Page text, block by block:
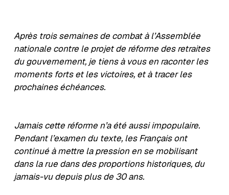
Après trois semaines de combat à l’Assemblée
nationale contre le projet de réforme des retraites
du gouvernement, je tiens à vous en raconter les
moments forts et les victoires, et à tracer les
prochaines échéances.
Jamais cette réforme n’a été aussi impopulaire.
Pendant l’examen du texte, les Français ont
continué à mettre la pression en se mobilisant
dans la rue dans des proportions historiques, du
jamais-vu depuis plus de 30 ans.